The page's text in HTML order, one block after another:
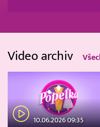
Video archiv
10.06.2026 09:35